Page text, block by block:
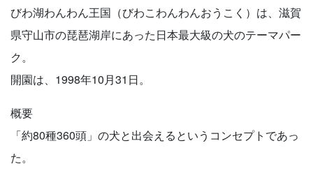
びわ湖わんわん王国（びわこわんわんおうこく）は、滋賀
県守山市の琵琶湖岸にあった日本最大級の犬のテーマパー
ク。
開園は、1998年10月31日。
概要
「約80種360頭」の犬と出会えるというコンセプトであっ
た。